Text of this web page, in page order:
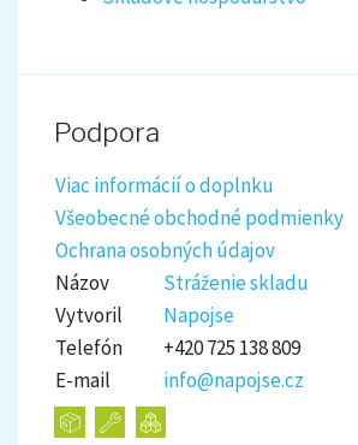
Podpora
Viac informácií o doplnku
Všeobecné obchodné podmienky
Ochrana osobných údajov
Názov
Stráženie skladu
Vytvoril
Napojse
Telefón
+420 725 138 809
E-mail
info@napojse.cz